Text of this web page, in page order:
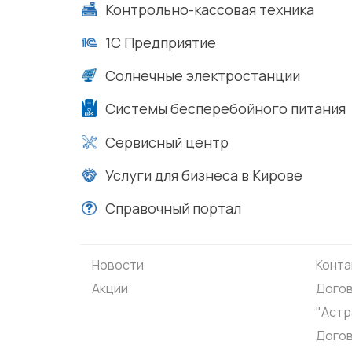
Контрольно-кассовая техника
1С Предприятие
Солнечные электростанции
Системы бесперебойного питания
Сервисный центр
Услуги для бизнеса в Кирове
Справочный портал
Новости
Акции